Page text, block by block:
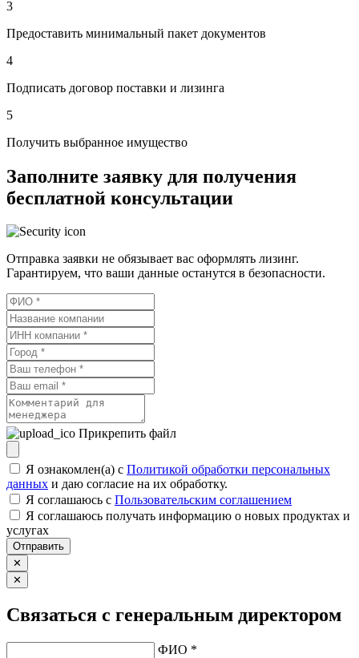
3
Предоставить минимальный пакет документов
4
Подписать договор поставки и лизинга
5
Получить выбранное имущество
Заполните заявку для получения
бесплатной консультации
Отправка заявки не обязывает вас оформлять лизинг.
Гарантируем, что ваши данные останутся в безопасности.
Прикрепить файл
Я ознакомлен(а) с Политикой обработки персональных
данных и даю согласие на их обработку.
Я соглашаюсь c Пользовательским соглашением
Я соглашаюсь получать информацию о новых продуктах и
услугах
Отправить
✕
✕
Связаться с генеральным директором
ФИО *